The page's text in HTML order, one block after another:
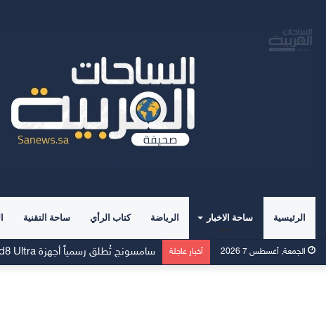
الرئيسية ساحة الاخبار الرياضة كتاب الرأي ساحة التقنية
الجمعة, أغسطس 7 2026 أخبار عاجلة سامسونج تُطلق رسمياً أجهزة Galaxy Z Fold8 Ultra وFold8 وFlip8 وساعتي Watch Ultra2 وWatch9